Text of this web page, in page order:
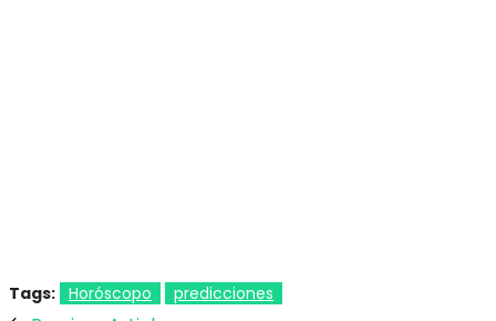
Tags: Horóscopo predicciones